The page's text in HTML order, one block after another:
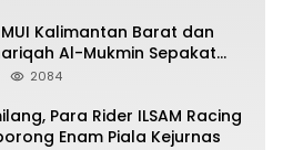
MUI Kalimantan Barat dan
Al-Mukmin Sepakat
2084
Para Rider ILSAM Racing
Enam Piala Kejurnas